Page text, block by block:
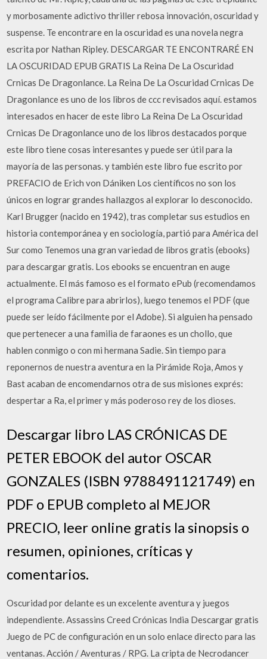
y morbosamente adictivo thriller rebosa innovación, oscuridad y
suspense. Te encontrare en la oscuridad es una novela negra
escrita por Nathan Ripley. DESCARGAR TE ENCONTRARÉ EN
LA OSCURIDAD EPUB GRATIS La Reina De La Oscuridad
Crnicas De Dragonlance. La Reina De La Oscuridad Crnicas De
Dragonlance es uno de los libros de ccc revisados aquí. estamos
interesados en hacer de este libro La Reina De La Oscuridad
Crnicas De Dragonlance uno de los libros destacados porque
este libro tiene cosas interesantes y puede ser útil para la
mayoría de las personas. y también este libro fue escrito por
PREFACIO de Erich von Dániken Los científicos no son los
únicos en lograr grandes hallazgos al explorar lo desconocido.
Karl Brugger (nacido en 1942), tras completar sus estudios en
historia contemporánea y en sociología, partió para América del
Sur como Tenemos una gran variedad de libros gratis (ebooks)
para descargar gratis. Los ebooks se encuentran en auge
actualmente. El más famoso es el formato ePub (recomendamos
el programa Calibre para abrirlos), luego tenemos el PDF (que
puede ser leído fácilmente por el Adobe). Si alguien ha pensado
que pertenecer a una familia de faraones es un chollo, que
hablen conmigo o con mi hermana Sadie. Sin tiempo para
reponernos de nuestra aventura en la Pirámide Roja, Amos y
Bast acaban de encomendarnos otra de sus misiones exprés:
despertar a Ra, el primer y más poderoso rey de los dioses.
Descargar libro LAS CRÓNICAS DE
PETER EBOOK del autor OSCAR
GONZALES (ISBN 9788491121749) en
PDF o EPUB completo al MEJOR
PRECIO, leer online gratis la sinopsis o
resumen, opiniones, críticas y
comentarios.
Oscuridad por delante es un excelente aventura y juegos
independiente. Assassins Creed Crónicas India Descargar gratis
Juego de PC de configuración en un solo enlace directo para las
ventanas. Acción / Aventuras / RPG. La cripta de Necrodancer